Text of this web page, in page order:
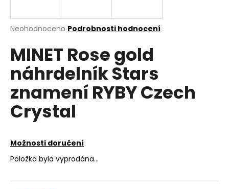
Průměrné
produktu
je
5
hvězdiček.
Neohodnoceno Podrobnosti hodnocení
MINET Rose gold
náhrdelník Stars
znamení RYBY Czech
Crystal
Možnosti doručení
Položka byla vyprodána…
j
t
?
D